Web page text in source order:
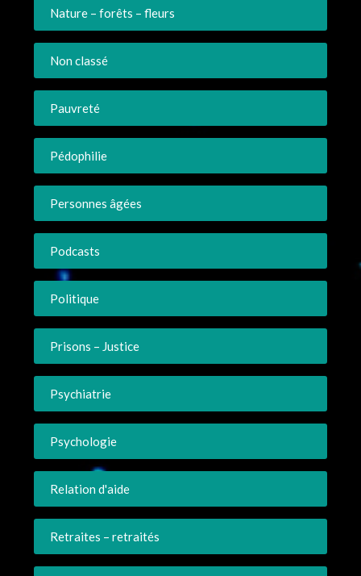
Nature – forêts – fleurs
Non classé
Pauvreté
Pédophilie
Personnes âgées
Podcasts
Politique
Prisons – Justice
Psychiatrie
Psychologie
Relation d'aide
Retraites – retraités